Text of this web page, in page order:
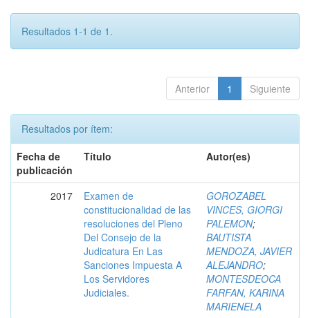
Resultados 1-1 de 1.
Anterior 1 Siguiente
Resultados por ítem:
Fecha de
publicación
Título Autor(es)
2017
Examen de
constitucionalidad de las
resoluciones del Pleno
Del Consejo de la
Judicatura En Las
Sanciones Impuesta A
Los Servidores
Judiciales.
GOROZABEL
VINCES, GIORGI
PALEMON;
BAUTISTA
MENDOZA, JAVIER
ALEJANDRO;
MONTESDEOCA
FARFAN, KARINA
MARIENELA